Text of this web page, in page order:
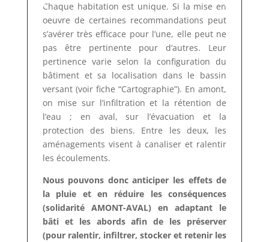
Chaque habitation est unique. Si la mise en
oeuvre de certaines recommandations peut
s’avérer très efficace pour l’une, elle peut ne
pas être pertinente pour d’autres. Leur
pertinence varie selon la configuration du
bâtiment et sa localisation dans le bassin
versant (voir fiche “Cartographie”). En amont,
on mise sur l’infiltration et la rétention de
l’eau ; en aval, sur l’évacuation et la
protection des biens. Entre les deux, les
aménagements visent à canaliser et ralentir
les écoulements.
Nous pouvons donc anticiper les effets de
la pluie et en réduire les conséquences
(solidarité AMONT-AVAL) en adaptant le
bâti et les abords afin de les préserver
(pour ralentir, infiltrer, stocker et retenir les